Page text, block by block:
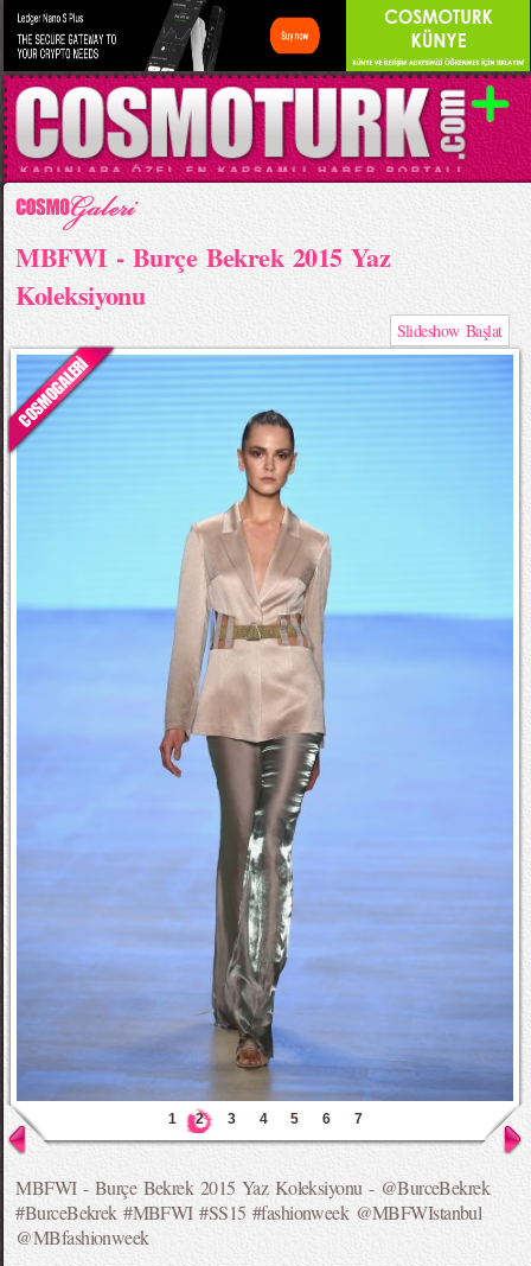
MBFWI - Burçe Bekrek 2015 Yaz
Koleksiyonu
Slideshow Başlat
1 2 3 4 5 6 7
MBFWI - Burçe Bekrek 2015 Yaz Koleksiyonu - @BurceBekrek
#BurceBekrek #MBFWI #SS15 #fashionweek @MBFWIstanbul
@MBfashionweek